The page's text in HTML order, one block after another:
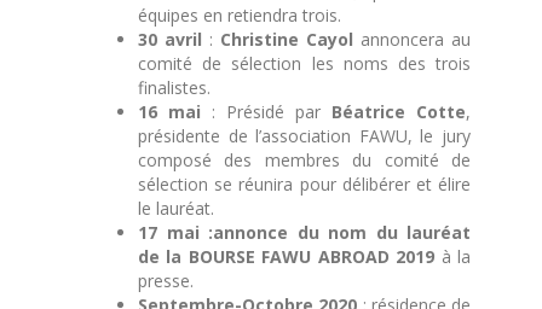
équipes en retiendra trois.
30 avril : Christine Cayol annoncera au
comité de sélection les noms des trois
finalistes.
16 mai : Présidé par Béatrice Cotte,
présidente de l’association FAWU, le jury
composé des membres du comité de
sélection se réunira pour délibérer et élire
le lauréat.
17 mai :annonce du nom du lauréat
de la BOURSE FAWU ABROAD 2019 à la
presse.
Septembre-Octobre 2020 : résidence de